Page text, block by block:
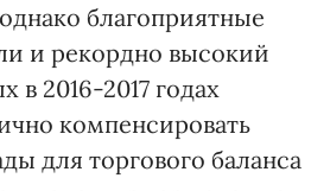
благоприятные
и рекордно высокий
в 2016-2017 годах
компенсировать
для торгового баланса